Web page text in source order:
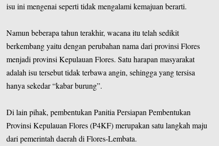
isu ini mengenai seperti tidak mengalami kemajuan berarti.
Namun beberapa tahun terakhir, wacana itu telah sedikit
berkembang yaitu dengan perubahan nama dari provinsi Flores
menjadi provinsi Kepulauan Flores. Satu harapan masyarakat
adalah isu tersebut tidak terbawa angin, sehingga yang tersisa
hanya sekedar “kabar burung”.
Di lain pihak, pembentukan Panitia Persiapan Pembentukan
Provinsi Kepulauan Flores (P4KF) merupakan satu langkah maju
dari pemerintah daerah di Flores-Lembata.